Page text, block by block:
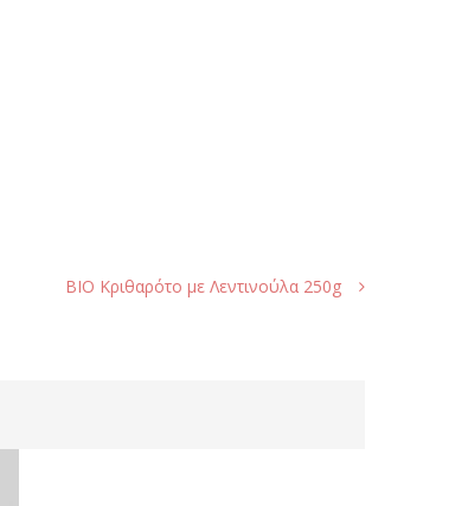
ΒΙΟ Kριθαρότο με Λεντινούλα 250g